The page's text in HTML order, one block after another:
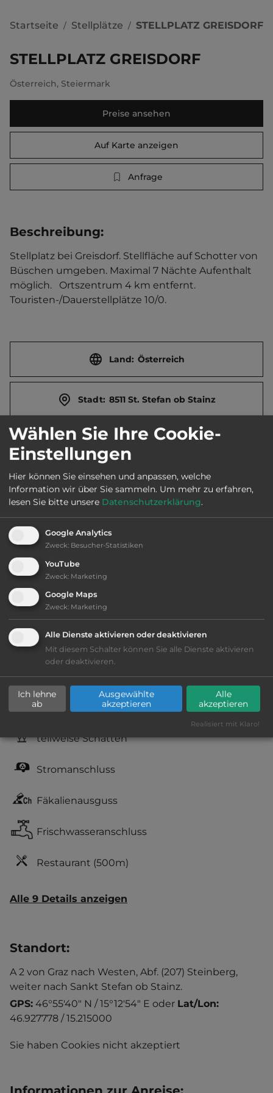
Startseite / Stellplätze / STELLPLATZ GREISDORF
STELLPLATZ GREISDORF
Österreich, Steiermark
Preise ansehen
Auf Karte anzeigen
Anfrage
Beschreibung:
Stellplatz bei Greisdorf. Stellfläche auf Schotter von
Büschen umgeben. Maximal 7 Nächte Aufenthalt
möglich.   Ortszentrum 4 km entfernt.
Touristen-/Dauerstellplätze 10/0.
Land: Österreich
Stadt: 8511 St. Stefan ob Stainz
Straße: Greisdorf 160
E-Mail: karl.weidhofer@gmx.at
Öffnungszeiten: 24.3. bis 2.11.
Ausstattung:
bis 15,- Euro
Lage: schön
Geräuschkulisse: erträgliche
Lärmbelästigung
kiesig, harter Grund
teilweise Schatten
Stromanschluss
Fäkalienausguss
Frischwasseranschluss
Restaurant (500m)
Alle 9 Details anzeigen
Standort:
A 2 von Graz nach Westen, Abf. (207) Steinberg,
weiter nach Sankt Stefan ob Stainz.
GPS: 46°55'40" N / 15°12'54" E oder Lat/Lon:
46.927778 / 15.215000
Sie haben Cookies nicht akzeptiert
Wählen Sie Ihre Cookie-
Einstellungen
Hier können Sie einsehen und anpassen, welche
Information wir über Sie sammeln. Um mehr zu erfahren,
lesen Sie bitte unsere Datenschutzerklärung.
Google Analytics
Zweck: Besucher-Statistiken
YouTube
Zweck: Marketing
Google Maps
Zweck: Marketing
Alle Dienste aktivieren oder deaktivieren
Mit diesem Schalter können Sie alle Dienste aktivieren
oder deaktivieren.
Ich lehne
ab
Ausgewählte
akzeptieren
Alle
akzeptieren
Realisiert mit Klaro!